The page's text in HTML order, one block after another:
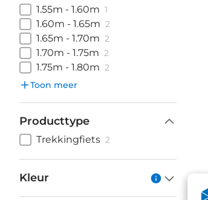
1.55m - 1.60m 1
1.60m - 1.65m 2
1.65m - 1.70m 2
1.70m - 1.75m 2
1.75m - 1.80m 2
Toon meer
Producttype
Trekkingfiets 2
Kleur